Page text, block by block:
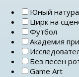
Юный
Цирк на
Футбол
Академия
Без песен
Game Art